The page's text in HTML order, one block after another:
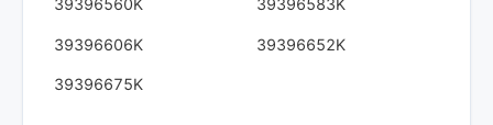
39396606K 39396652K
39396675K